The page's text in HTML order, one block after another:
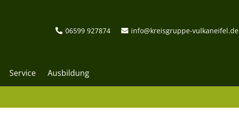
06599 927874 info@kreisgruppe-vulkaneifel.de
Service Ausbildung